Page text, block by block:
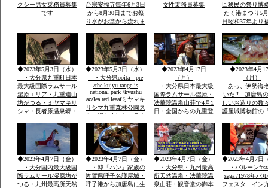
クシー男女乗務員募集
です
台宗安福寺毎年6月3日
から8月30日までお祭
り水がお堂から流れま
に顔つきがちがう飲む
とよくなる水です「体
の調子が悪い人は飲ま
ないこと」
女性乗務員募集
回移民の祭り博
たく港まつり5
日昭和37年より
内に踊り本舞台
民企業総参加こ
人も企業も約
参加「しゃもじ
を出し参加
◆2023年5月3日（水）
・大分県九重町日本
最大級国際ラムサール
湿原エリア・九重連山
坊がつる・ミヤマキリ
シマ・長者原温泉郷・
公園スキー場・毎年12
月末の「天空の大花火
大会」２０００ｍ級の
冬の山々空に花火・・
◆2023年5月3日（水）
・大分県ooita pre
/the kujyu range is
national park /kyushu
azalea red leaafミヤマキ
リシマ九重森林公園ス
キー場名物毎年12月大
花火
◆2023年4月17日
（月）
・大分県日本最大級
国際ラムサール湿原・
法華院温泉山荘で4月1
日・全国からの九重登
開山祭と夜は九重町白
鳥神社の夜神楽の舞が
奉納当日夜「日本100
名山」を達制したスズ
キさんが拍手でした
◆2023年4月
（月）
あっ、伊勢海
いた!! 加唐島
しいお造りの数
護屋城博物館の
目、唐津城
◆2023年4月7日（金）
・大分国内最大級国
際ラムサール湿原坊が
つる・九州最高所天然
◆2023年4月7日（金）
・韓「ハン」家族の
佐賀県呼子名護屋城・
呼子港から加唐島に生
◆2023年4月7日（金）
・大分県・九州最高
所天然温泉・法華院温
泉山荘・観音堂の御本
◆2023年4月7日
・バルーン
saga /1978年バ
フェスタ イン